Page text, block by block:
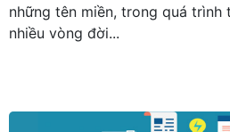
những tên miền, trong quá trình
nhiều vòng đời...